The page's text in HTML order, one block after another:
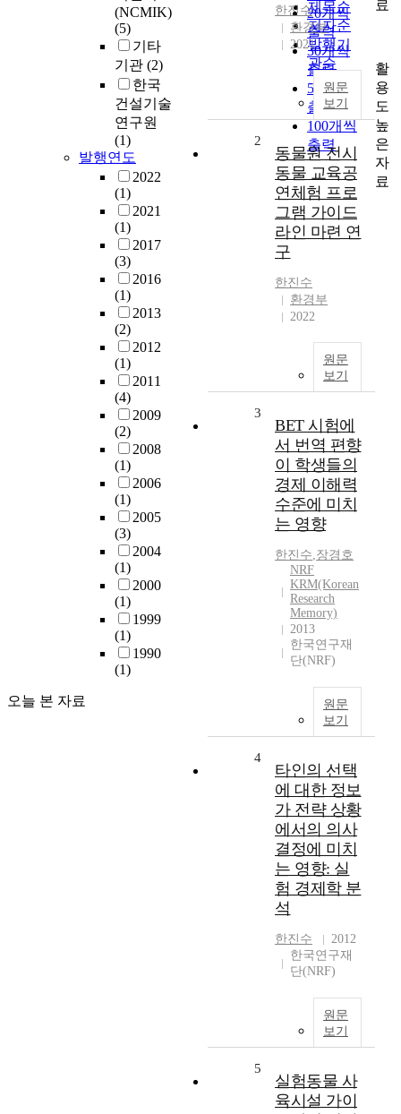
(NCMIK)
(5)
기타
기관 (2)
한국
건설기술
연구원
(1)
발행연도
2022
(1)
2021
(1)
2017
(3)
2016
(1)
2013
(2)
2012
(1)
2011
(4)
2009
(2)
2008
(1)
2006
(1)
2005
(3)
2004
(1)
2000
(1)
1999
(1)
1990
(1)
오늘 본 자료
제목순
저자순
발행기
관순
20개씩
출력
30개씩
출력
50개씩
출력
100개씩
출력
한진수
환경부
2021
원문
보기
2
동물원 전시
동물 교육공
연체험 프로
그램 가이드
라인 마련 연
구
한진수
환경부
2022
원문
보기
3
BET 시험에
서 번역 편향
이 학생들의
경제 이해력
수준에 미치
는 영향
한진수,장경호
NRF
KRM(Korean
Research
Memory)
2013
한국연구재
단(NRF)
원문
보기
4
타인의 선택
에 대한 정보
가 전략 상황
에서의 의사
결정에 미치
는 영향: 실
험 경제학 분
석
한진수
2012
한국연구재
단(NRF)
원문
보기
5
실험동물 사
육시설 가이
료
활
용
도
높
은
자
료